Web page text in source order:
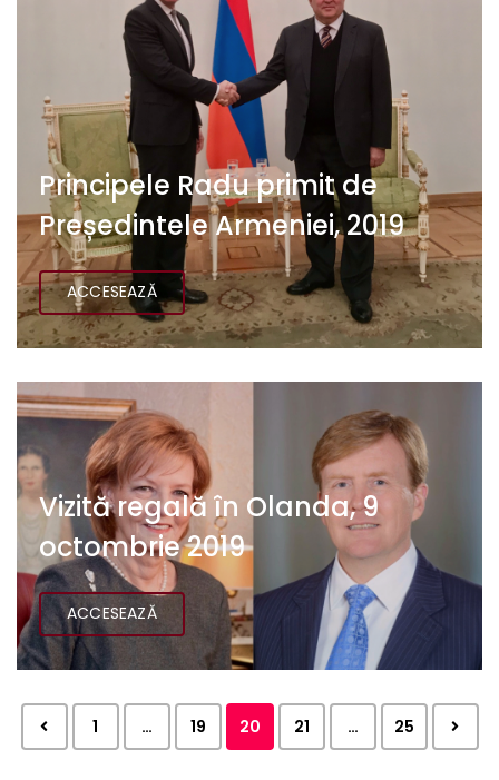
Principele Radu primit de
Președintele Armeniei, 2019
ACCESEAZĂ
Vizită regală în Olanda, 9
octombrie 2019
ACCESEAZĂ
1 … 19 20 21 … 25